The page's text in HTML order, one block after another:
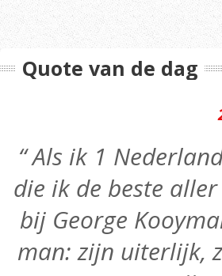
Quote van de dag
“ Als ik 1
die ik de beste
bij George
man: zijn uiterlijk,